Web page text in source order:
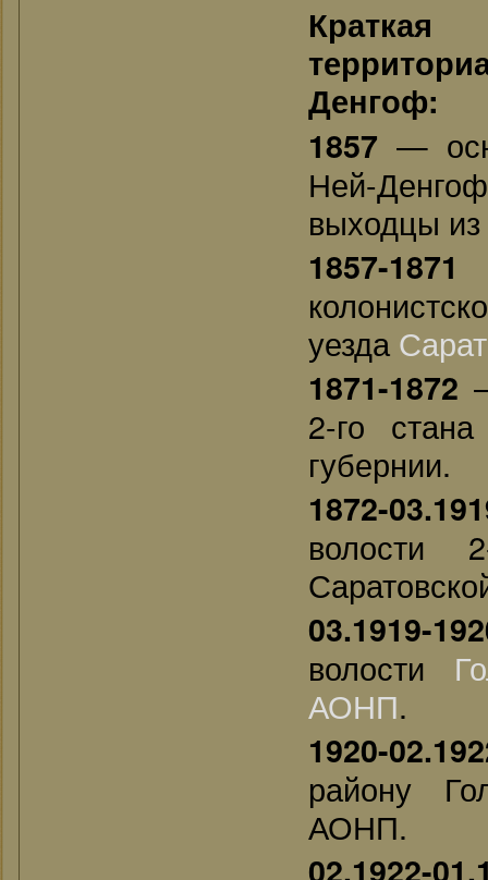
Денгоф:
1857 —
Ней-
выходцы
1857-1871
уезда
1871-1872
2-го
губернии.
1872-
волости
03.1919-
волости
АОНП.
1920-
району
АОНП.
02.1922-